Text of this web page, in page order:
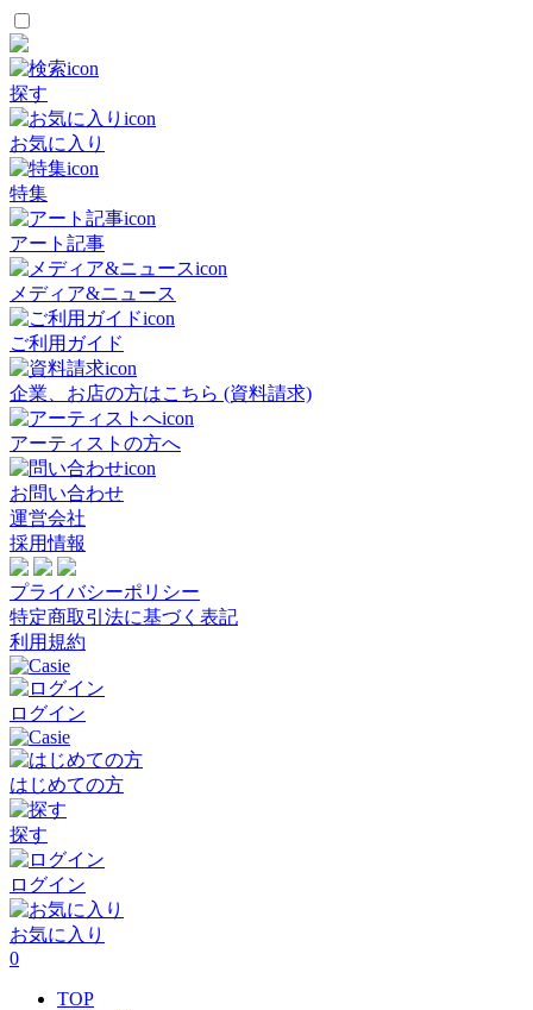
探す
お気に入り
特集
アート記事
メディア&ニュース
ご利用ガイド
企業、お店の方はこちら (資料請求)
アーティストの方へ
お問い合わせ
運営会社
採用情報
プライバシーポリシー
特定商取引法に基づく表記
利用規約
ログイン
はじめての方
探す
ログイン
お気に入り
0
TOP